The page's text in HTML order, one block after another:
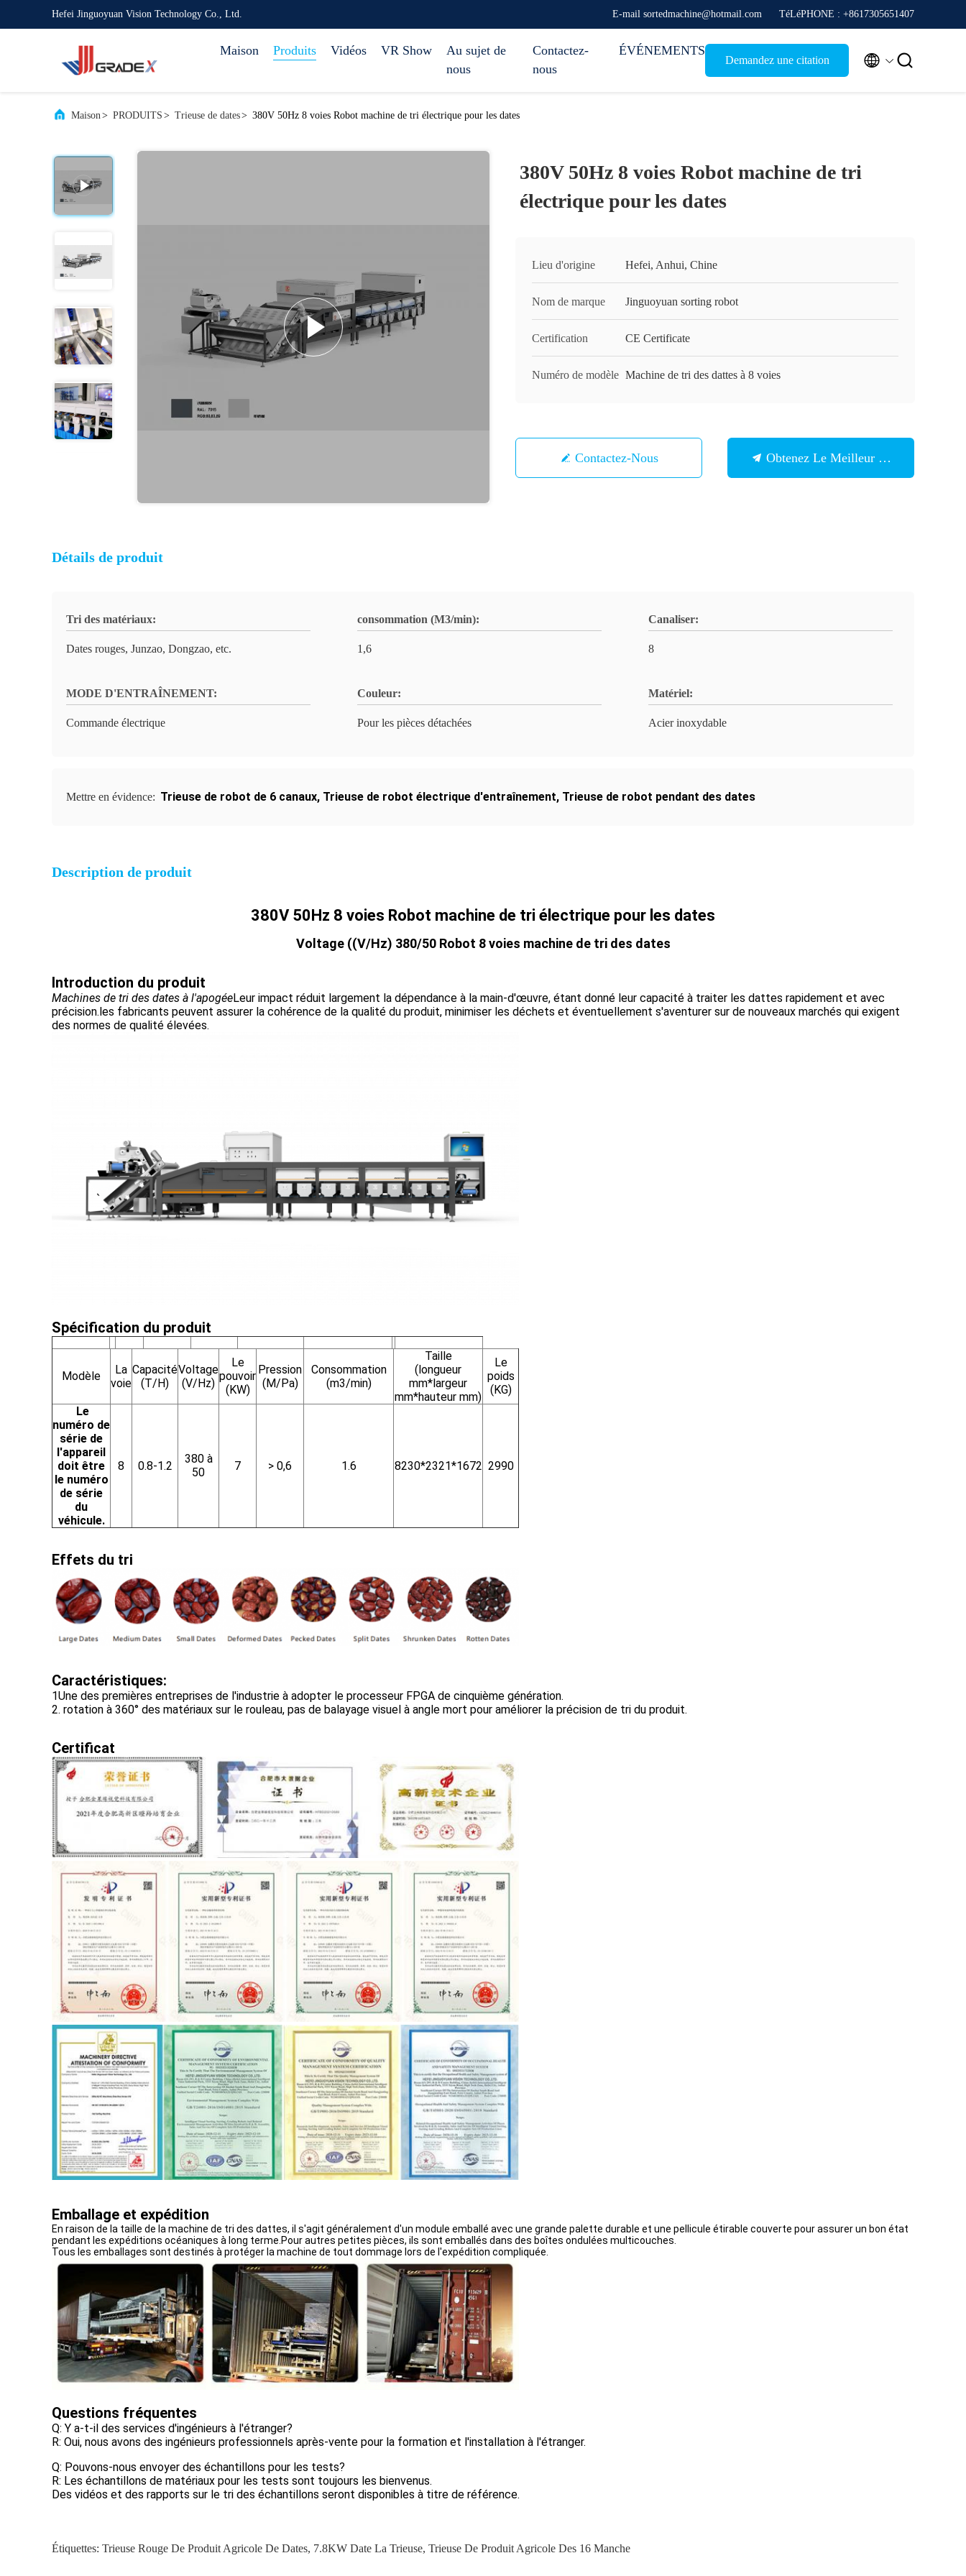
Hefei Jinguoyuan Vision Technology Co., Ltd. E-mail sortedmachine@hotmail.com TéLéPHONE : +8617305651407
Maison Produits Vidéos VR Show
Au sujet de
nous
Contactez-
nous
ÉVÉNEMENTS
Demandez une citation  
Maison> PRODUITS > Trieuse de dates> 380V 50Hz 8 voies Robot machine de tri électrique pour les dates
380V 50Hz 8 voies Robot machine de tri
électrique pour les dates
Lieu d'origine Hefei, Anhui, Chine
Nom de marque Jinguoyuan sorting robot
Certification CE Certificate
Numéro de modèle Machine de tri des dattes à 8 voies
Contactez-Nous Obtenez Le Meilleur Prix
Détails de produit
Tri des matériaux:
Dates rouges, Junzao, Dongzao, etc.
consommation (M3/min):
1,6
Canaliser:
8
MODE D'ENTRAÎNEMENT:
Commande électrique
Couleur:
Pour les pièces détachées
Matériel:
Acier inoxydable
Mettre en évidence: Trieuse de robot de 6 canaux, Trieuse de robot électrique d'entraînement, Trieuse de robot pendant des dates
Description de produit
380V 50Hz 8 voies Robot machine de tri électrique pour les dates
Voltage ((V/Hz) 380/50 Robot 8 voies machine de tri des dates
Introduction du produit
Machines de tri des dates à l'apogéeLeur impact réduit largement la dépendance à la main-d'œuvre, étant donné leur capacité à traiter les dattes rapidement et avec
précision.les fabricants peuvent assurer la cohérence de la qualité du produit, minimiser les déchets et éventuellement s'aventurer sur de nouveaux marchés qui exigent
des normes de qualité élevées.
Spécification du produit
Modèle
La
voie
Capacité
(T/H)
Voltage
(V/Hz)
Le
pouvoir
(KW)
Pression
(M/Pa)
Consommation
(m3/min)
Taille
(longueur
mm*largeur
mm*hauteur mm)
Le
poids
(KG)
Le
numéro de
série de
l'appareil
doit être
le numéro
de série
du
véhicule.
8 0.8-1.2
380 à
50
7 > 0,6 1.6 8230*2321*1672 2990
Effets du tri
Caractéristiques:
1Une des premières entreprises de l'industrie à adopter le processeur FPGA de cinquième génération.
2. rotation à 360° des matériaux sur le rouleau, pas de balayage visuel à angle mort pour améliorer la précision de tri du produit.
Certificat
Emballage et expédition
En raison de la taille de la machine de tri des dattes, il s'agit généralement d'un module emballé avec une grande palette durable et une pellicule étirable couverte pour assurer un bon état
pendant les expéditions océaniques à long terme.Pour autres petites pièces, ils sont emballés dans des boîtes ondulées multicouches.
Tous les emballages sont destinés à protéger la machine de tout dommage lors de l'expédition compliquée.
Questions fréquentes
Q: Y a-t-il des services d'ingénieurs à l'étranger?
R: Oui, nous avons des ingénieurs professionnels après-vente pour la formation et l'installation à l'étranger.
Q: Pouvons-nous envoyer des échantillons pour les tests?
R: Les échantillons de matériaux pour les tests sont toujours les bienvenus.
Des vidéos et des rapports sur le tri des échantillons seront disponibles à titre de référence.
Étiquettes: Trieuse Rouge De Produit Agricole De Dates, 7.8KW Date La Trieuse, Trieuse De Produit Agricole Des 16 Manche